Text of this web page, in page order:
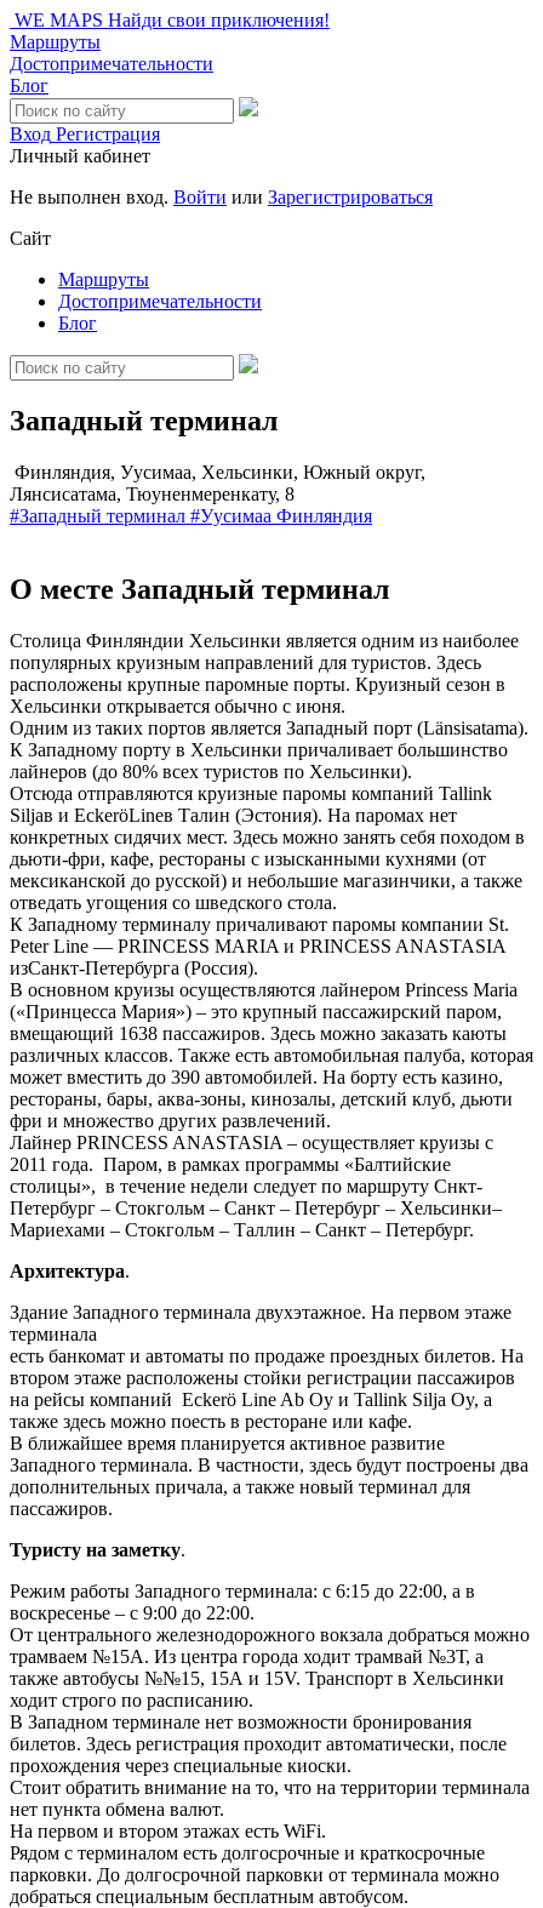
WE MAPS Найди свои приключения!
Маршруты
Достопримечательности
Блог
Вход Регистрация
Личный кабинет
Не выполнен вход. Войти или Зарегистрироваться
Сайт
Маршруты
Достопримечательности
Блог
Западный терминал
Финляндия, Уусимаа, Хельсинки, Южный округ,
Лянсисатама, Тюуненмеренкату, 8
#Западный терминал #Уусимаа Финляндия
О месте Западный терминал
Столица Финляндии Хельсинки является одним из наиболее
популярных круизным направлений для туристов. Здесь
расположены крупные паромные порты. Круизный сезон в
Хельсинки открывается обычно с июня.
Одним из таких портов является Западный порт (Länsisatama).
К Западному порту в Хельсинки причаливает большинство
лайнеров (до 80% всех туристов по Хельсинки).
Отсюда отправляются круизные паромы компаний Tallink
Siljaв и EckeröLineв Талин (Эстония). На паромах нет
конкретных сидячих мест. Здесь можно занять себя походом в
дьюти-фри, кафе, рестораны с изысканными кухнями (от
мексиканской до русской) и небольшие магазинчики, а также
отведать угощения со шведского стола.
К Западному терминалу причаливают паромы компании St.
Peter Line — PRINCESS MARIA и PRINCESS ANASTASIA
изСанкт-Петербурга (Россия).
В основном круизы осуществляются лайнером Princess Maria
(«Принцесса Мария») – это крупный пассажирский паром,
вмещающий 1638 пассажиров. Здесь можно заказать каюты
различных классов. Также есть автомобильная палуба, которая
может вместить до 390 автомобилей. На борту есть казино,
рестораны, бары, аква-зоны, кинозалы, детский клуб, дьюти
фри и множество других развлечений.
Лайнер PRINCESS ANASTASIA – осуществляет круизы с
2011 года. Паром, в рамках программы «Балтийские
столицы», в течение недели следует по маршруту Снкт-
Петербург – Стокгольм – Санкт – Петербург – Хельсинки–
Мариехами – Стокгольм – Таллин – Санкт – Петербург.
Архитектура.
Здание Западного терминала двухэтажное. На первом этаже
терминала
есть банкомат и автоматы по продаже проездных билетов. На
втором этаже расположены стойки регистрации пассажиров
на рейсы компаний Eckerö Line Ab Oy и Tallink Silja Oy, а
также здесь можно поесть в ресторане или кафе.
В ближайшее время планируется активное развитие
Западного терминала. В частности, здесь будут построены два
дополнительных причала, а также новый терминал для
пассажиров.
Туристу на заметку.
Режим работы Западного терминала: с 6:15 до 22:00, а в
воскресенье – с 9:00 до 22:00.
От центрального железнодорожного вокзала добраться можно
трамваем №15А. Из центра города ходит трамвай №3Т, а
также автобусы №№15, 15А и 15V. Транспорт в Хельсинки
ходит строго по расписанию.
В Западном терминале нет возможности бронирования
билетов. Здесь регистрация проходит автоматически, после
прохождения через специальные киоски.
Стоит обратить внимание на то, что на территории терминала
нет пункта обмена валют.
На первом и втором этажах есть WiFi.
Рядом с терминалом есть долгосрочные и краткосрочные
парковки. До долгосрочной парковки от терминала можно
добраться специальным бесплатным автобусом.